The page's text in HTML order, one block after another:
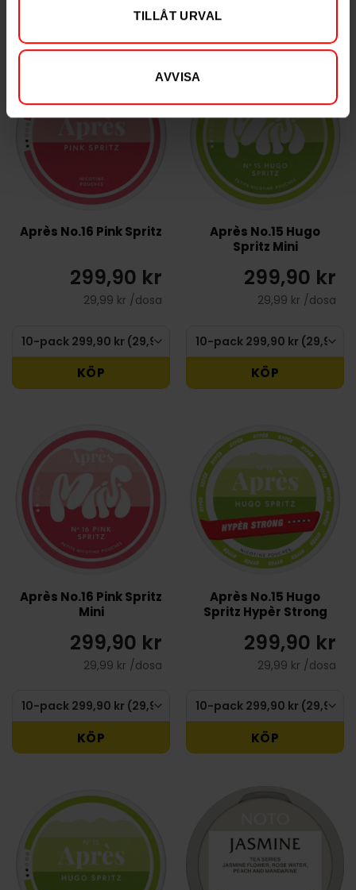
TILLÅT URVAL
AVVISA
Après No.16 Pink Spritz
299,90 kr
29,99 kr /dosa
KÖP
Après No.15 Hugo
Spritz Mini
299,90 kr
29,99 kr /dosa
KÖP
Après No.16 Pink Spritz
Mini
299,90 kr
29,99 kr /dosa
KÖP
Après No.15 Hugo
Spritz Hypèr Strong
299,90 kr
29,99 kr /dosa
KÖP